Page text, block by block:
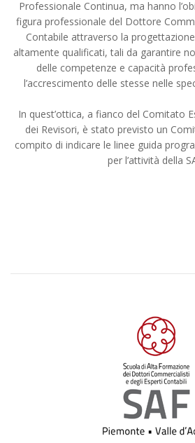
Professionale Continua, ma hanno
figura professionale del Dottore
Contabile attraverso la
altamente qualificati, tali da garantire
delle competenze e capacità
l’accrescimento delle stesse nelle
In quest’ottica, a fianco del Comitato
dei Revisori, è stato previsto un
compito di indicare le linee guida
per l’attività della